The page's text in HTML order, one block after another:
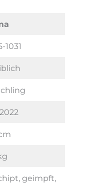
1031
geimpft,